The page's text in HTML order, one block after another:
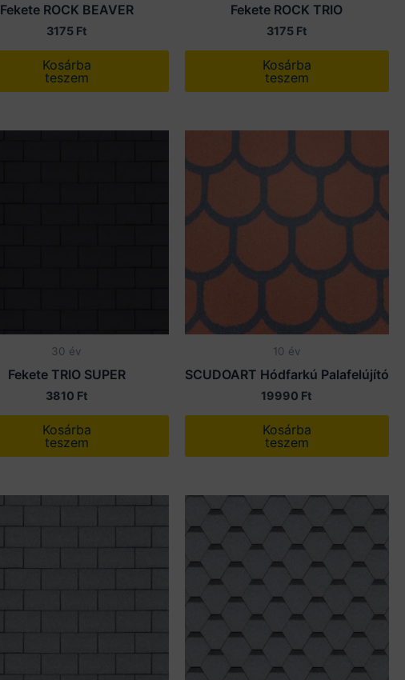
Fekete ROCK BEAVER
3175 Ft
Kosárba
teszem
Fekete ROCK TRIO
3175 Ft
Kosárba
teszem
30 év
Fekete TRIO SUPER
3810 Ft
Kosárba
teszem
10 év
SCUDOART Hódfarkú Palafelújító
19990 Ft
Kosárba
teszem